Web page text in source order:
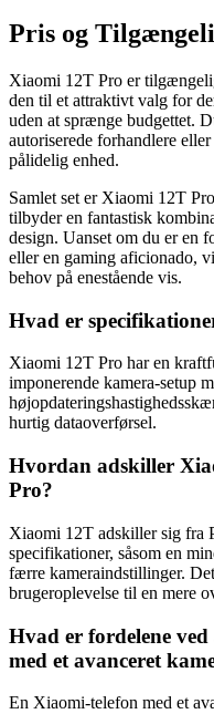
Pris og
Xiaomi 12T Pro er
den til et attraktivt valg for
uden at sprænge budgettet.
autoriserede forhandlere
pålidelig enhed.
Samlet set er Xiaomi 12T
tilbyder en fantastisk
design. Uanset om du er en
eller en gaming aficionado,
behov på enestående vis.
Hvad er
Xiaomi 12T Pro har en
imponerende kamera-setup
hurtig dataoverførsel.
Hvordan adskiller
Pro?
Xiaomi 12T adskiller sig fra
specifikationer, såsom en
færre kameraindstillinger.
brugeroplevelse til en mere
Hvad er fordelene
med et avanceret
En Xiaomi-telefon med et